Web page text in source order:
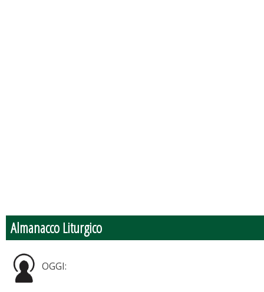
Almanacco Liturgico
OGGI: